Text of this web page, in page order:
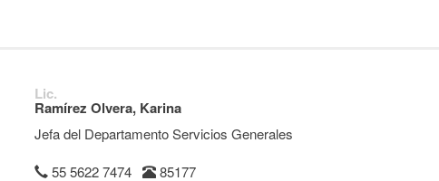
Lic.
Ramírez Olvera, Karina
Jefa del Departamento Servicios Generales
55 5622 7474
85177